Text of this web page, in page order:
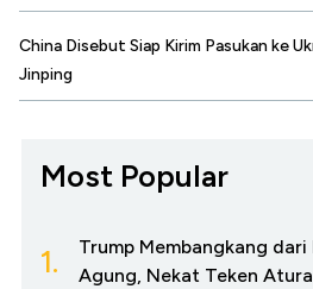
China Disebut Siap Kirim Pasukan ke
Jinping
Most Popular
1.
Trump Membangkang dari
Agung, Nekat Teken